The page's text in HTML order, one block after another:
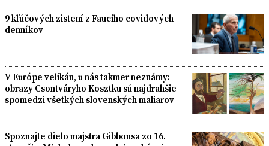
9 kľúčových zistení z Fauciho covidových
denníkov
V Európe velikán, u nás takmer neznámy:
obrazy Csontváryho Kosztku sú najdrahšie
spomedzi všetkých slovenských maliarov
Spoznajte dielo majstra Gibbonsa zo 16.